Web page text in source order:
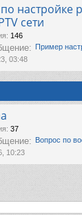
настройке
сети
: 146
Пример
03:48
: 37
Вопрос по
10:23